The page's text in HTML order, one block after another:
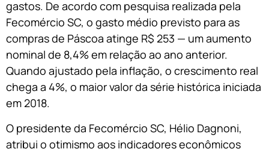
gastos. De acordo com pesquisa realizada pela
Fecomércio SC, o gasto médio previsto para as
compras de Páscoa atinge R$ 253 — um aumento
nominal de 8,4% em relação ao ano anterior.
Quando ajustado pela inflação, o crescimento real
chega a 4%, o maior valor da série histórica iniciada
em 2018.
O presidente da Fecomércio SC, Hélio Dagnoni,
atribui o otimismo aos indicadores econômicos